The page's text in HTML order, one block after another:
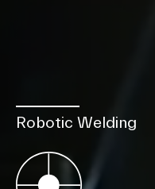
Robotic Welding